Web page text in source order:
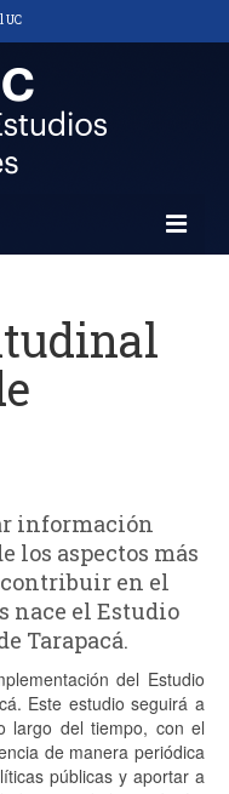
UC
información
los aspectos más
en el
nace el Estudio
Tarapacá.
del Estudio
Este estudio seguirá a
largo del tiempo, con el
de manera periódica
públicas y aportar a